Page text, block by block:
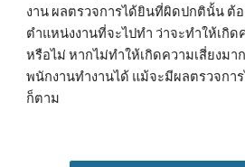
งาน ผลตรวจการได้ยินที่ผิดปกตินั้น ต้อ
ตำแหน่งงานที่จะไปทำ ว่าจะทำให้เกิ
หรือไม่ หากไม่ทำให้เกิดความเสี่ยงมา
พนักงานทำงานได้ แม้จะมีผลตรวจกา
ก็ตาม